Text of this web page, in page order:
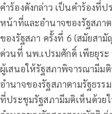
คำร้องดังกล่าว เป็นคำร้องที่
หน้าที่และอำนาจของรัฐสภา
ของรัฐสภา ครั้งที่ 6 (สมัยสา
ด่วนที่ นพ.เปรมศักดิ์ เพียยุร
ผู้เสนอให้รัฐสภาพิจารณามี
อำนาจของรัฐสภาตามรัฐธรร
ที่ประชุมรัฐสภามีมติเห็นด้วย